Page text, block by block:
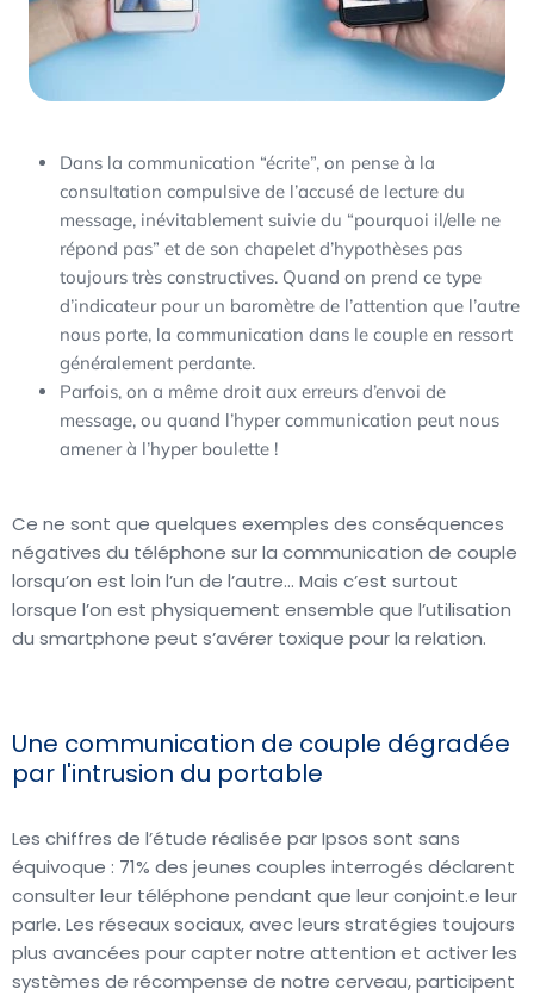
Dans la communication “écrite”, on pense à la
consultation compulsive de l’accusé de lecture du
message, inévitablement suivie du “pourquoi il/elle ne
répond pas” et de son chapelet d’hypothèses pas
toujours très constructives. Quand on prend ce type
d’indicateur pour un baromètre de l’attention que l’autre
nous porte, la communication dans le couple en ressort
généralement perdante.
Parfois, on a même droit aux erreurs d’envoi de
message, ou quand l’hyper communication peut nous
amener à l’hyper boulette !
Ce ne sont que quelques exemples des conséquences
négatives du téléphone sur la communication de couple
lorsqu’on est loin l’un de l’autre… Mais c’est surtout
lorsque l’on est physiquement ensemble que l’utilisation
du smartphone peut s’avérer toxique pour la relation.
Une communication de couple dégradée
par l'intrusion du portable
Les chiffres de l’étude réalisée par Ipsos sont sans
équivoque : 71% des jeunes couples interrogés déclarent
consulter leur téléphone pendant que leur conjoint.e leur
parle. Les réseaux sociaux, avec leurs stratégies toujours
plus avancées pour capter notre attention et activer les
systèmes de récompense de notre cerveau, participent